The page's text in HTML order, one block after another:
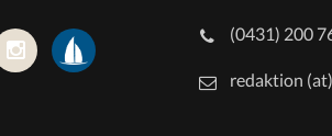
(0431) 200
redaktion